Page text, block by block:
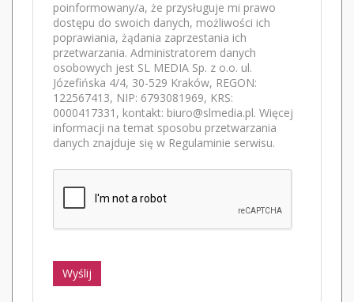
poinformowany/a, że przysługuje mi prawo
dostępu do swoich danych, możliwości ich
poprawiania, żądania zaprzestania ich
przetwarzania. Administratorem danych
osobowych jest SL MEDIA Sp. z o.o. ul.
Józefińska 4/4, 30-529 Kraków, REGON:
122567413, NIP: 6793081969, KRS:
0000417331, kontakt: biuro@slmedia.pl. Więcej
informacji na temat sposobu przetwarzania
danych znajduje się w Regulaminie serwisu.
Wyślij